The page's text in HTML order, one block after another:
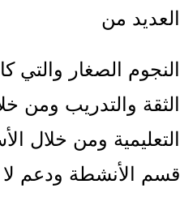
العديد من
النجوم الصغار والتي
الثقة والتدريب ومن
التعليمية ومن خلال
قسم الأنشطة ودعم